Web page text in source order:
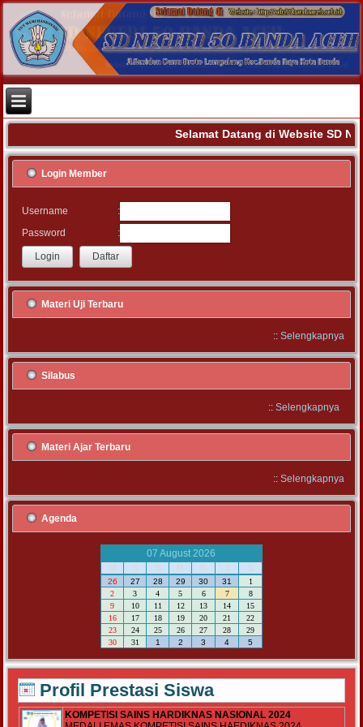
Selamat Datang di Website SD
Login Member
Username
:
Password
:
Materi Uji Terbaru
:: Selengkapnya
Silabus
:: Selengkapnya
Materi Ajar Terbaru
:: Selengkapnya
Agenda
07 August 2026
M
S S R K J S
26 27 28 29 30 31
1
2
3 4 5 6 7
8
9
10 11 12 13 14
15
16
17 18 19 20 21
22
23
24 25 26 27 28
29
30
31 1 2 3 4 5
Profil Prestasi Siswa
KOMPETISI SAINS HARDIKNAS NASIONAL 2024